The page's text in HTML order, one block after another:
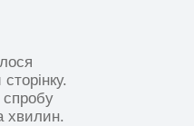
спробу
хвилин.